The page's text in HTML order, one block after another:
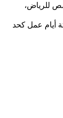
للرياض،
أيام عمل كحد